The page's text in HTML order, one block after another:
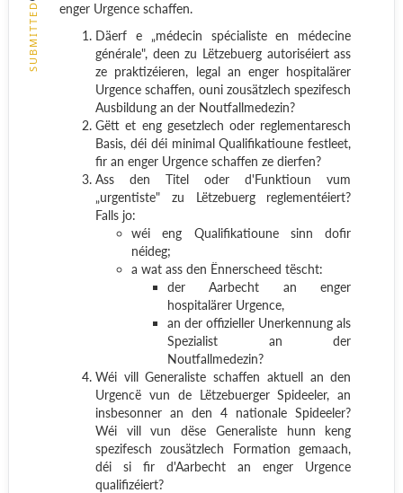
SUBMITTED
enger Urgence schaffen.
Däerf e „médecin spécialiste en médecine
générale", deen zu Lëtzebuerg autoriséiert ass
ze praktizéieren, legal an enger hospitalärer
Urgence schaffen, ouni zousätzlech spezifesch
Ausbildung an der Noutfallmedezin?
Gëtt et eng gesetzlech oder reglementaresch
Basis, déi déi minimal Qualifikatioune festleet,
fir an enger Urgence schaffen ze dierfen?
Ass den Titel oder d'Funktioun vum
„urgentiste" zu Lëtzebuerg reglementéiert?
Falls jo:
wéi eng Qualifikatioune sinn dofir
néideg;
a wat ass den Ënnerscheed tëscht:
der Aarbecht an enger
hospitalärer Urgence,
an der offizieller Unerkennung als
Spezialist an der
Noutfallmedezin?
Wéi vill Generaliste schaffen aktuell an den
Urgencë vun de Lëtzebuerger Spideeler, an
insbesonner an den 4 nationale Spideeler?
Wéi vill vun dëse Generaliste hunn keng
spezifesch zousätzlech Formation gemaach,
déi si fir d'Aarbecht an enger Urgence
qualifizéiert?